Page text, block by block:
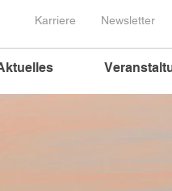
Karriere Newsletter